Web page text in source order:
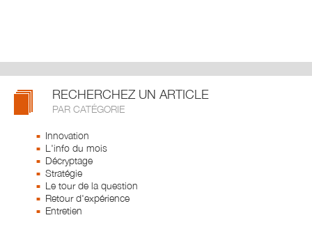
RECHERCHEZ UN ARTICLE
PAR CATÉGORIE
Innovation
L'info du mois
Décryptage
Stratégie
Le tour de la question
Retour d'expérience
Entretien